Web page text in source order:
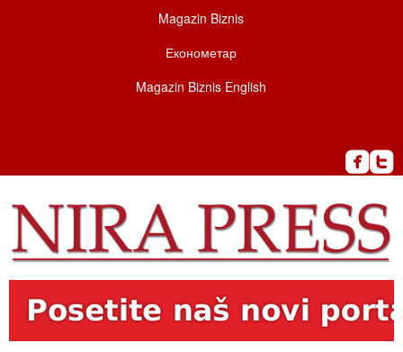
Magazin Biznis
Економетар
Magazin Biznis English